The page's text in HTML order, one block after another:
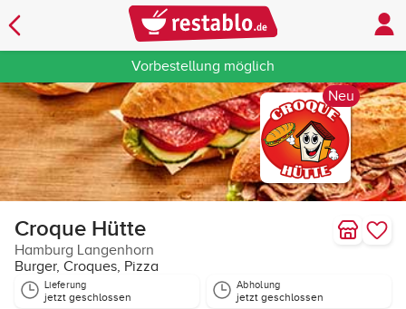
Neu
Vorbestellung möglich
Croque Hütte
Hamburg Langenhorn
Burger, Croques, Pizza
Lieferung
jetzt geschlossen
Abholung
jetzt geschlossen